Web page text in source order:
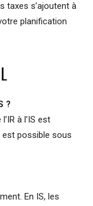
taxes s’ajoutent à
planification
?
à l’IS est
est possible sous
En IS, les